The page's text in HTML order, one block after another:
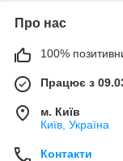
Про нас
100%
Працює з
м. Київ
Київ, Україна
Контакти